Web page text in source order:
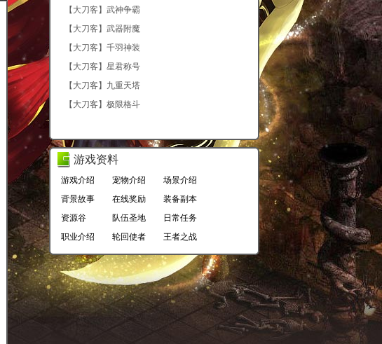
【大刀客】武神争霸
【大刀客】武器附魔
【大刀客】千羽神装
【大刀客】星君称号
【大刀客】九重天塔
【大刀客】极限格斗
游戏资料
游戏介绍 宠物介绍
场景介绍
背景故事
在线奖励
装备副本
资源谷
队伍圣地
日常任务
职业介绍
轮回使者 王者之战